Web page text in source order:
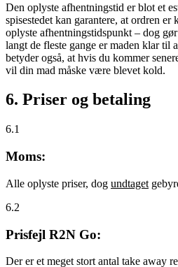
Den oplyste afhentningstid er blot et
spisestedet kan garantere, at ordren
oplyste afhentningstidspunkt – dog
langt de fleste gange er maden klar til
betyder også, at hvis du kommer
vil din mad måske være blevet kold.
6. Priser og betaling
6.1
Moms:
Alle oplyste priser, dog undtaget
6.2
Prisfejl R2N Go:
Der er et meget stort antal take away